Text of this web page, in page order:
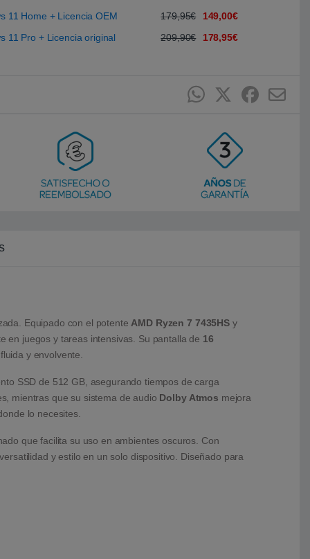
11 Home + Licencia OEM 179,95€
149,00€
11 Pro + Licencia original
209,90€ 178,95€
Equipado con el potente AMD Ryzen 7 7435HSy
en juegos y tareas intensivas. Su pantalla de 16
y envolvente.
SSD de 512 GB, asegurando tiempos de carga
mientras que su sistema de audio Dolby Atmos mejora
lo necesites.
que facilita su uso en ambientes oscuros. Con
y estilo en un solo dispositivo. Diseñado para